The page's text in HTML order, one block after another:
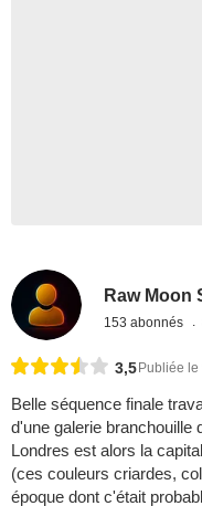
Raw Moon
153 abonnés
3,5 Publiée
Belle séquence finale
d'une galerie branchouille
Londres est alors la
(ces couleurs criardes,
époque dont c'était